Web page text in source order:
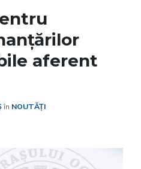
aferent
în NOUTĂȚI